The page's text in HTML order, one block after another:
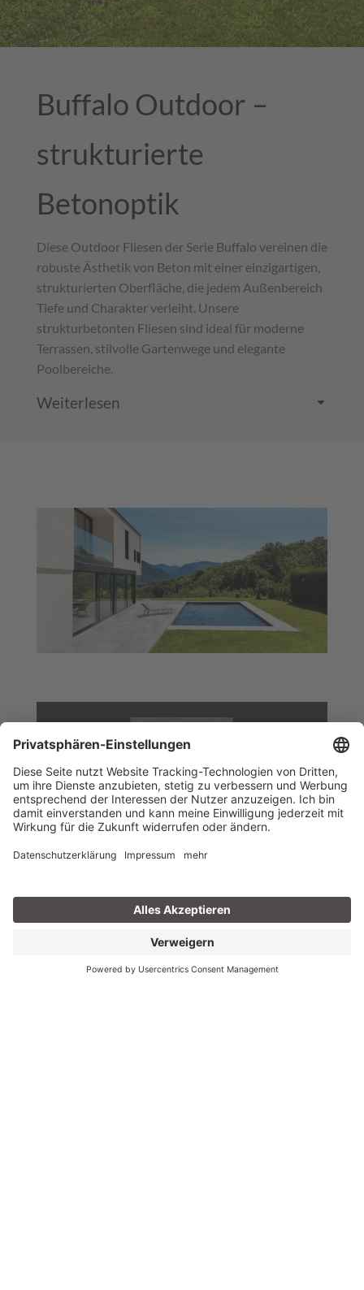
Buffalo Outdoor –
strukturierte
Betonoptik
Diese Outdoor Fliesen der Serie Buffalo vereinen die
robuste Ästhetik von Beton mit einer einzigartigen,
strukturierten Oberfläche, die jedem Außenbereich
Tiefe und Charakter verleiht. Unsere
strukturbetonten Fliesen sind ideal für moderne
Terrassen, stilvolle Gartenwege und elegante
Poolbereiche.
Weiterlesen
Coffee
Feinsteinzeug | rektifiziert
Größen: 60x60x2cm
Rutschfestigkeit: R11B